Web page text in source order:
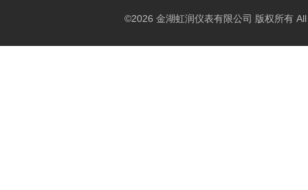
©2026 金湖虹润仪表有限公司 版权所有